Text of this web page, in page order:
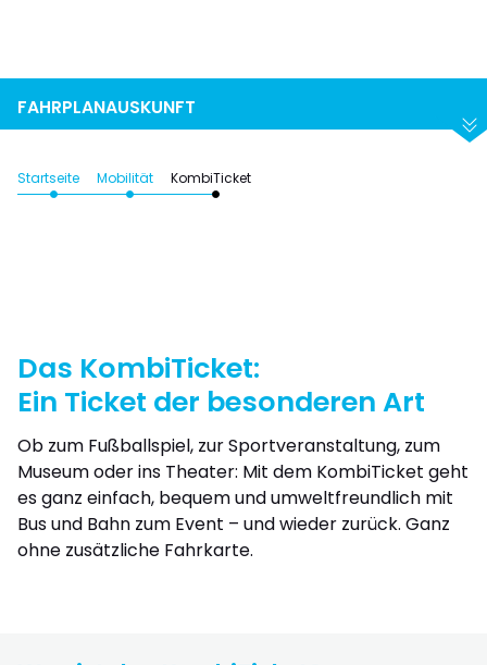
FAHRPLANAUSKUNFT
Startseite Mobilität KombiTicket
Das KombiTicket:
Ein Ticket der besonderen Art
Ob zum Fußballspiel, zur Sportveranstaltung, zum
Museum oder ins Theater: Mit dem KombiTicket geht
es ganz einfach, bequem und umweltfreundlich mit
Bus und Bahn zum Event – und wieder zurück. Ganz
ohne zusätzliche Fahrkarte.